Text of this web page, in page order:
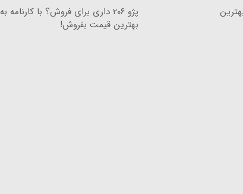
پژو ۲۰۶ داری برای فروش؟ با کارنامه به
بهترین قیمت بفروش!